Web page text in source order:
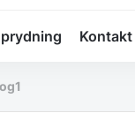
Kontakt